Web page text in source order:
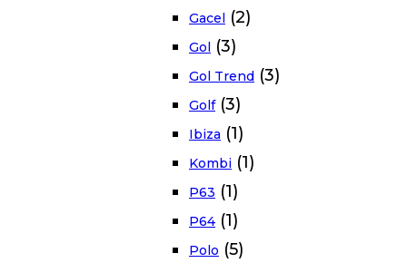
Gacel (2)
Gol (3)
Gol Trend (3)
Golf (3)
Ibiza (1)
Kombi (1)
P63 (1)
P64 (1)
Polo (5)